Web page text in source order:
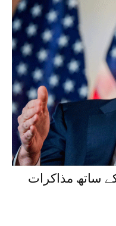
ساتھ مذاکرات